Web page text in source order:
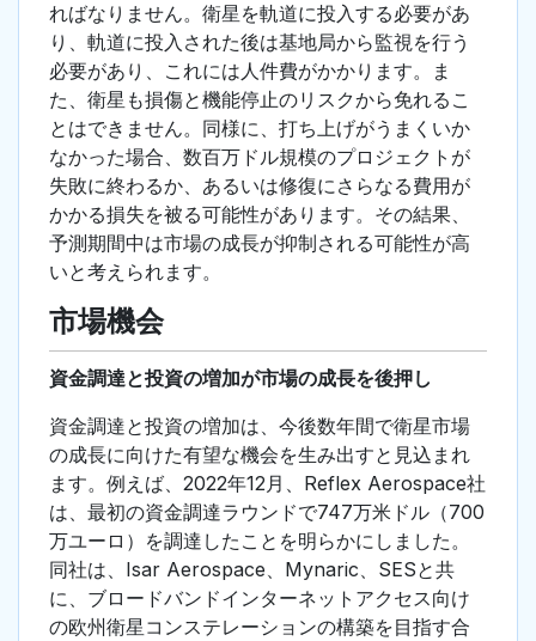
ればなりません。衛星を軌道に投入する必要があ
り、軌道に投入された後は基地局から監視を行う
必要があり、これには人件費がかかります。ま
た、衛星も損傷と機能停止のリスクから免れるこ
とはできません。同様に、打ち上げがうまくいか
なかった場合、数百万ドル規模のプロジェクトが
失敗に終わるか、あるいは修復にさらなる費用が
かかる損失を被る可能性があります。その結果、
予測期間中は市場の成長が抑制される可能性が高
いと考えられます。
市場機会
資金調達と投資の増加が市場の成長を後押し
資金調達と投資の増加は、今後数年間で衛星市場
の成長に向けた有望な機会を生み出すと見込まれ
ます。例えば、2022年12月、Reflex Aerospace社
は、最初の資金調達ラウンドで747万米ドル（700
万ユーロ）を調達したことを明らかにしました。
同社は、Isar Aerospace、Mynaric、SESと共
に、ブロードバンドインターネットアクセス向け
の欧州衛星コンステレーションの構築を目指す合